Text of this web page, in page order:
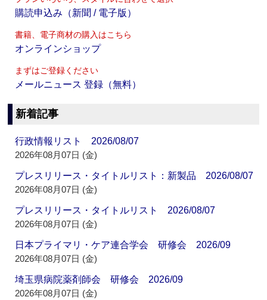
購読申込み（新聞 / 電子版）
書籍、電子商材の購入はこちら
オンラインショップ
まずはご登録ください
メールニュース 登録（無料）
新着記事
行政情報リスト 2026/08/07
2026年08月07日 (金)
プレスリリース・タイトルリスト：新製品 2026/08/07
2026年08月07日 (金)
プレスリリース・タイトルリスト 2026/08/07
2026年08月07日 (金)
日本プライマリ・ケア連合学会 研修会 2026/09
2026年08月07日 (金)
埼玉県病院薬剤師会 研修会 2026/09
2026年08月07日 (金)